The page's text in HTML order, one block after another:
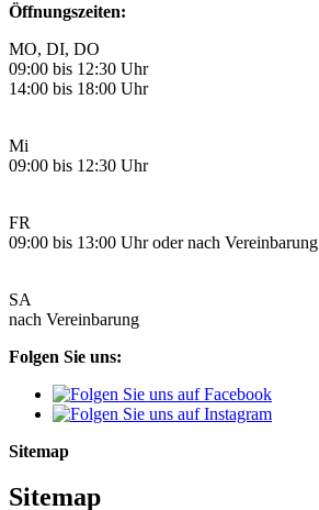
Öffnungszeiten:
MO, DI, DO
09:00 bis 12:30 Uhr
14:00 bis 18:00 Uhr
Mi
09:00 bis 12:30 Uhr
FR
09:00 bis 13:00 Uhr oder nach Vereinbarung
SA
nach Vereinbarung
Folgen Sie uns:
Sitemap
Sitemap